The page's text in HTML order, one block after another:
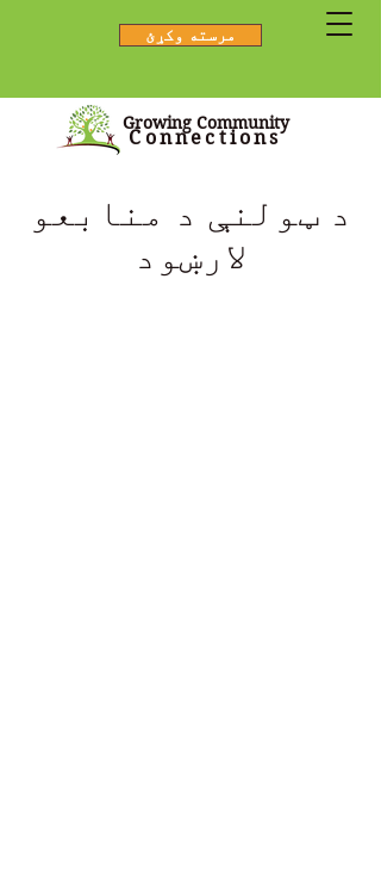
مرسته وکړئ
Growing Community
Connections
د ټولنې د منابعو
لارښود